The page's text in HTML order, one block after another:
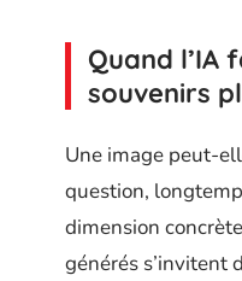
Quand l’IA
souvenirs
Une image peut-
question,
dimension
générés s’invitent